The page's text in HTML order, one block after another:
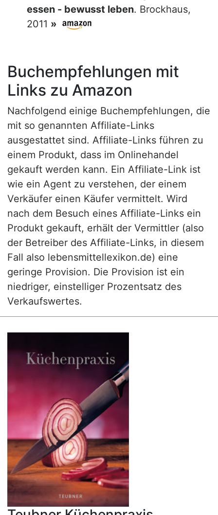
essen - bewusst leben. Brockhaus,
2011 »
Buchempfehlungen mit
Links zu Amazon
Nachfolgend einige Buchempfehlungen, die
mit so genannten Affiliate-Links
ausgestattet sind. Affiliate-Links führen zu
einem Produkt, dass im Onlinehandel
gekauft werden kann. Ein Affiliate-Link ist
wie ein Agent zu verstehen, der einem
Verkäufer einen Käufer vermittelt. Wird
nach dem Besuch eines Affiliate-Links ein
Produkt gekauft, erhält der Vermittler (also
der Betreiber des Affiliate-Links, in diesem
Fall also lebensmittellexikon.de) eine
geringe Provision. Die Provision ist ein
niedriger, einstelliger Prozentsatz des
Verkaufswertes.